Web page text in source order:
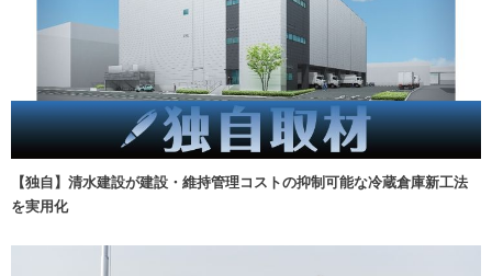
【独自】清水建設が建設・維持管理コストの抑制可能な冷蔵倉庫新工法
を実用化